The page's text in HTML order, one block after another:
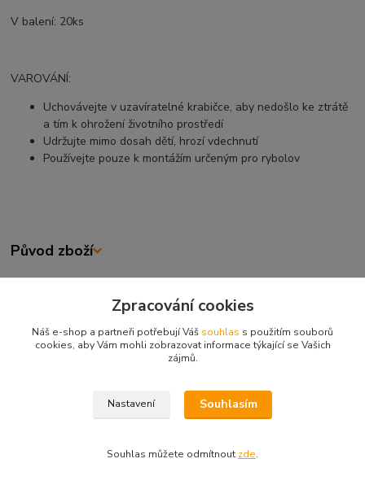
V balení: 20ks
VAROVÁNÍ:
Uchovávejte v uzavíratelné krabičce, aby nedošlo ke ztrátě
a tím k ohrožení životního prostředí
Udržujte mimo dosah dětí, hrozí vdechnutí
Používejte pouze k montážím určeným pro rybolov
Původ zboží
Zboží zařazeno v kategoriích
Průjezdy, korálky, stoppery
Gumové korálky, stoppery
Zpracování cookies
Náš e-shop a partneři potřebují Váš souhlas s použitím souborů
cookies, aby Vám mohli zobrazovat informace týkající se Vašich
zájmů.
Nastavení Souhlasím
Souhlas můžete odmítnout zde.